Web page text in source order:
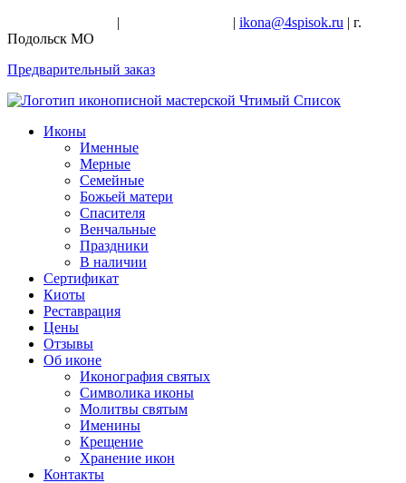
| | ikona@4spisok.ru | г.
Подольск МО
Предварительный заказ
Иконы
Именные
Мерные
Семейные
Божьей матери
Спасителя
Венчальные
Праздники
В наличии
Сертификат
Киоты
Реставрация
Цены
Отзывы
Об иконе
Иконография святых
Символика иконы
Молитвы святым
Именины
Крещение
Хранение икон
Контакты